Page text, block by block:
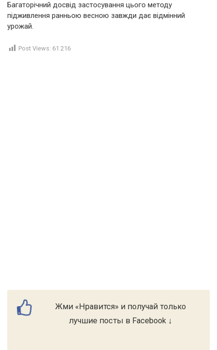
Багаторічний досвід застосування цього методу
підживлення ранньою весною завжди дає відмінний
урожай.
Post Views: 61 216
Жми «Нравится» и получай только
лучшие посты в Facebook ↓